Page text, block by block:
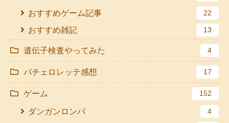
おすすめゲーム記事 22
おすすめ雑記 13
遺伝子検査やってみた 4
バチェロレッテ感想 17
ゲーム 152
ダンガンロンパ 4